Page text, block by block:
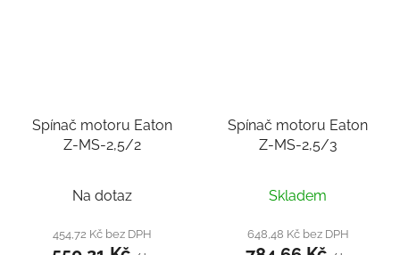
Spínač motoru Eaton
Z-MS-2,5/2
Na dotaz
454,72 Kč bez DPH
Spínač motoru Eaton
Z-MS-2,5/3
Skladem
648,48 Kč bez DPH